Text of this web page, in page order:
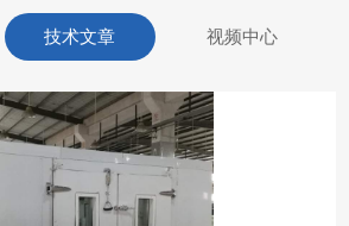
技术文章 视频中心